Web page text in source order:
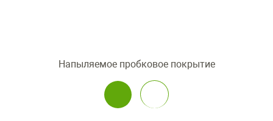
Напыляемое пробковое покрытие